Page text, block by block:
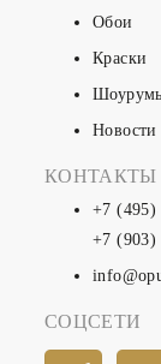
Обои
Краски
Новости
КОНТАКТЫ
+7 (495)
+7 (903)
СОЦСЕТИ